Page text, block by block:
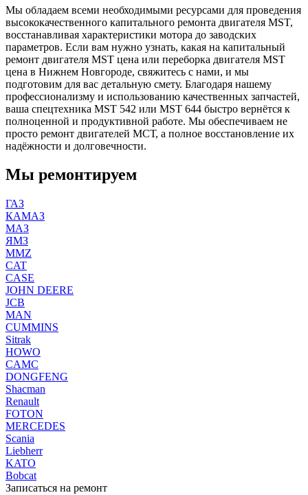
Мы обладаем всеми необходимыми ресурсами для проведения
высококачественного капитального ремонта двигателя MST,
восстанавливая характеристики мотора до заводских
параметров. Если вам нужно узнать, какая на капитальный
ремонт двигателя MST цена или переборка двигателя MST
цена в Нижнем Новгороде, свяжитесь с нами, и мы
подготовим для вас детальную смету. Благодаря нашему
профессионализму и использованию качественных запчастей,
ваша спецтехника MST 542 или MST 644 быстро вернётся к
полноценной и продуктивной работе. Мы обеспечиваем не
просто ремонт двигателей МСТ, а полное восстановление их
надёжности и долговечности.
Мы ремонтируем
ГАЗ
КАМАЗ
МАЗ
ЯМЗ
MMZ
CAT
CASE
JOHN DEERE
JCB
MAN
CUMMINS
Sitrak
HOWO
CAMC
DONGFENG
Shacman
Renault
FOTON
MERCEDES
Scania
Liebherr
KATO
Bobcat
Записаться на ремонт